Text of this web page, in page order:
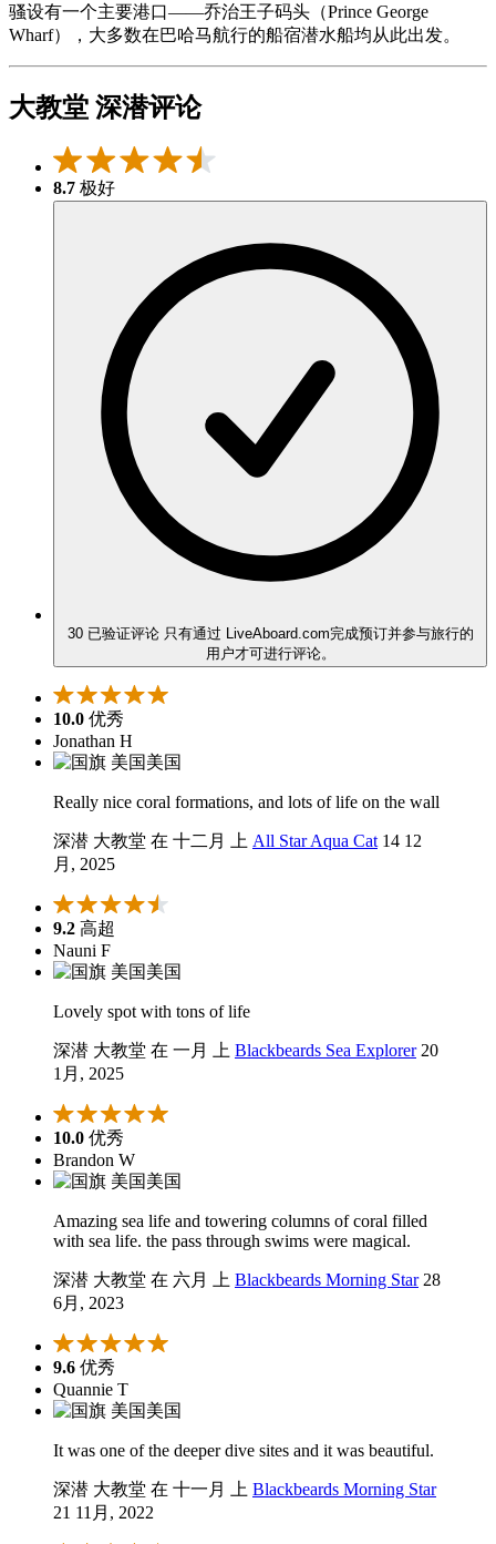
骚设有一个主要港口——乔治王子码头（Prince George
Wharf），大多数在巴哈马航行的船宿潜水船均从此出发。
大教堂 深潜评论
8.7 极好
30 已验证评论 只有通过 LiveAboard.com完成预订并参与旅行的
用户才可进行评论。
10.0 优秀
Jonathan H
美国
Really nice coral formations, and lots of life on the wall
深潜 大教堂 在 十二月 上 All Star Aqua Cat 14 12
月, 2025
9.2 高超
Nauni F
美国
Lovely spot with tons of life
深潜 大教堂 在 一月 上 Blackbeards Sea Explorer 20
1月, 2025
10.0 优秀
Brandon W
美国
Amazing sea life and towering columns of coral filled
with sea life. the pass through swims were magical.
深潜 大教堂 在 六月 上 Blackbeards Morning Star 28
6月, 2023
9.6 优秀
Quannie T
美国
It was one of the deeper dive sites and it was beautiful.
深潜 大教堂 在 十一月 上 Blackbeards Morning Star
21 11月, 2022